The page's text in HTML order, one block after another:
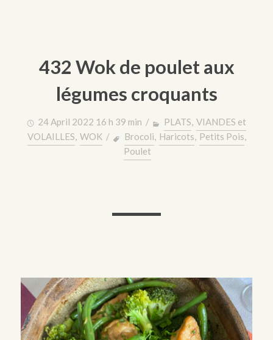
432 Wok de poulet aux
légumes croquants
24 April 2022 16 h 39 min / PLATS, VIANDES et
VOLAILLES, WOK/ Brocoli, Haricots, Petits Pois,
Poulet